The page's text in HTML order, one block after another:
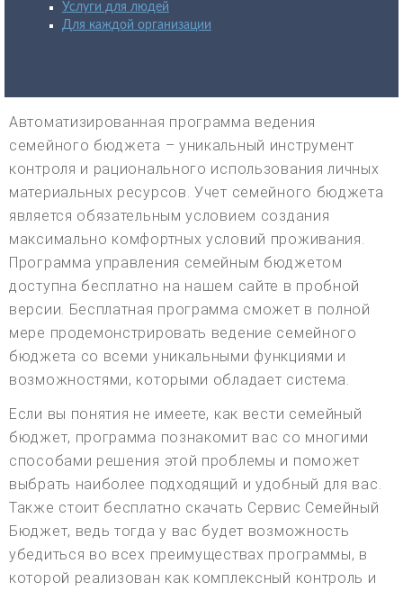
Услуги для людей
Для каждой организации
Автоматизированная программа ведения
семейного бюджета – уникальный инструмент
контроля и рационального использования личных
материальных ресурсов. Учет семейного бюджета
является обязательным условием создания
максимально комфортных условий проживания.
Программа управления семейным бюджетом
доступна бесплатно на нашем сайте в пробной
версии. Бесплатная программа сможет в полной
мере продемонстрировать ведение семейного
бюджета со всеми уникальными функциями и
возможностями, которыми обладает система.
Если вы понятия не имеете, как вести семейный
бюджет, программа познакомит вас со многими
способами решения этой проблемы и поможет
выбрать наиболее подходящий и удобный для вас.
Также стоит бесплатно скачать Сервис Семейный
Бюджет, ведь тогда у вас будет возможность
убедиться во всех преимуществах программы, в
которой реализован как комплексный контроль и